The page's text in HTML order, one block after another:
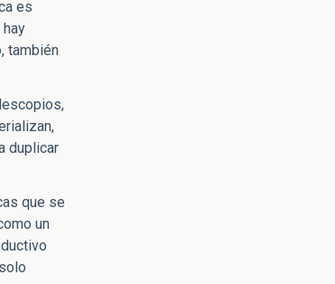
es
también
duplicar
que se
un